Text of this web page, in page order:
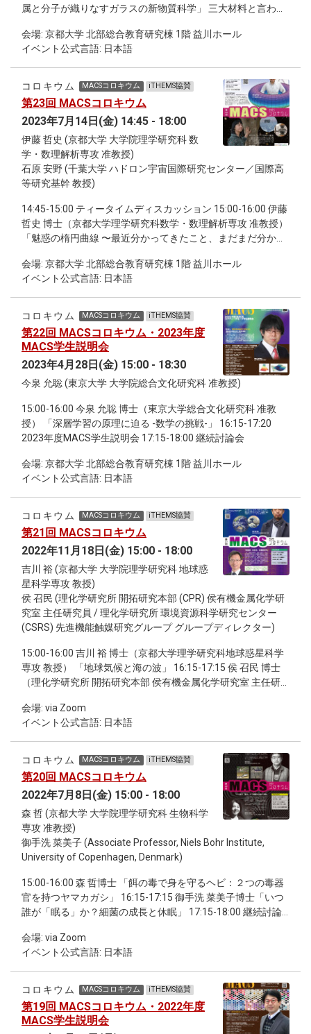
属と分子が織りなすガラスの新物質科学」 三大材料と言われ
成し、我々の生活や産業を支えています。結晶と異なりガラ
スはランダムな分子構造を持つため、物質設計や物性の理解
は未だ大きな課題です。本講演では、金属と分子を組み合わ
せて作る新しいガラスの研究について紹介します。どうやっ
てガラスの構造を設計し、合成するのか、また金属と分子が
作るユニークなガラスの分子構造と機能を解説します。
16:15-17:15 森下 喜弘 博士（理化学研究所生命機能科学研究
センター チームリーダー） 「位置情報の最適コーディングデ
ザインと器官形態形成動態の原型を捉えるための時空座標
系」 器官発生過程における法則を知りたい。できればそれを
数学的に表現できたら嬉しいし、その法則が種間や器官間で
境界あたりで発生生物学の研究をしている。このセミナーで
は、発生組織の中の空間情報の表現・コーディング問題に関
する研究と、（大きさや発生速度が異なる）相同器官の形態
時空座標系の提案、および生物データに適用することで種に
依存しないダイナミクス（原型らしきもの）の存在を示唆す
る結果について紹介する。 17:15-18:00 継続討論会
会場: 京都大学 北部総合教育研究棟 1階 益川ホール
イベント公式言語: 日本語
コロキウム MACSコロキウム iTHEMS協賛
第23回 MACSコロキウム
2023年7月14日(金) 14:45 - 18:00
伊藤 哲史 (京都大学 大学院理学研究科 数
学・数理解析専攻 准教授)
石原 安野 (千葉大学 ハドロン宇宙国際研究センター／国際高
等研究基幹 教授)
14:45-15:00 ティータイムディスカッション 15:00-16:00 伊藤
哲史 博士（京都大学理学研究科数学・数理解析専攻 准教授）
「魅惑の楕円曲線 〜最近分かってきたこと、まだまだ分から
宇宙国際研究センター・国際高等研究基幹 教授）「高エネル
ギーニュートリノで見る新しい宇宙の姿」 17:15-18:00 継続
討論会
会場: 京都大学 北部総合教育研究棟 1階 益川ホール
イベント公式言語: 日本語
コロキウム MACSコロキウム iTHEMS協賛
第22回 MACSコロキウム・2023年度
MACS学生説明会
2023年4月28日(金) 15:00 - 18:30
今泉 允聡 (東京大学 大学院総合文化研究科 准教授)
15:00-16:00 今泉 允聡 博士（東京大学総合文化研究科 准教
授） 「深層学習の原理に迫る -数学の挑戦-」 16:15-17:20
2023年度MACS学生説明会 17:15-18:00 継続討論会
会場: 京都大学 北部総合教育研究棟 1階 益川ホール
イベント公式言語: 日本語
コロキウム MACSコロキウム iTHEMS協賛
第21回 MACSコロキウム
2022年11月18日(金) 15:00 - 18:00
吉川 裕 (京都大学 大学院理学研究科 地球惑
星科学専攻 教授)
侯 召民 (理化学研究所 開拓研究本部 (CPR) 侯有機金属化学研
究室 主任研究員 / 理化学研究所 環境資源科学研究センター
(CSRS) 先進機能触媒研究グループ グループディレクター)
15:00-16:00 吉川 裕 博士（京都大学理学研究科地球惑星科学
専攻 教授） 「地球気候と海の波」 16:15-17:15 侯 召民 博士
（理化学研究所 開拓研究本部 侯有機金属化学研究室 主任研
研究グループ グループディレクター）「新触媒、新反応、新
機能材料」 17:15-18:00 継続討論会
会場: via Zoom
イベント公式言語: 日本語
コロキウム MACSコロキウム iTHEMS協賛
第20回 MACSコロキウム
2022年7月8日(金) 15:00 - 18:00
森 哲 (京都大学 大学院理学研究科 生物科学
専攻 准教授)
御手洗 菜美子 (Associate Professor, Niels Bohr Institute,
University of Copenhagen, Denmark)
15:00-16:00 森 哲博士 「餌の毒で身を守るヘビ：２つの毒器
官を持つヤマカガシ」 16:15-17:15 御手洗 菜美子博士「いつ
誰が「眠る」か？細菌の成長と休眠」 17:15-18:00 継続討論
会場: via Zoom
イベント公式言語: 日本語
コロキウム MACSコロキウム iTHEMS協賛
第19回 MACSコロキウム・2022年度
MACS学生説明会